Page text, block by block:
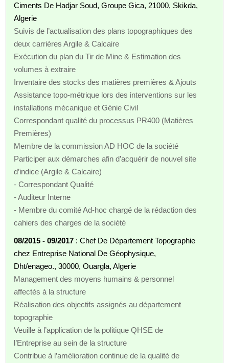
Ciments De Hadjar Soud, Groupe Gica, 21000, Skikda,
Algerie
Suivis de l’actualisation des plans topographiques des
deux carrières Argile & Calcaire
Exécution du plan du Tir de Mine & Estimation des
volumes à extraire
Inventaire des stocks des matières premières & Ajouts
Assistance topo-métrique lors des interventions sur les
installations mécanique et Génie Civil
Correspondant qualité du processus PR400 (Matières
Premières)
Membre de la commission AD HOC de la société
Participer aux démarches afin d’acquérir de nouvel site
d’indice (Argile & Calcaire)
- Correspondant Qualité
- Auditeur Interne
- Membre du comité Ad-hoc chargé de la rédaction des
cahiers des charges de la société
08/2015 - 09/2017 : Chef De Département Topographie
chez Entreprise National De Géophysique,
Dht/enageo., 30000, Ouargla, Algerie
Management des moyens humains & personnel
affectés à la structure
Réalisation des objectifs assignés au département
topographie
Veuille à l’application de la politique QHSE de
l’Entreprise au sein de la structure
Contribue à l’amélioration continue de la qualité de